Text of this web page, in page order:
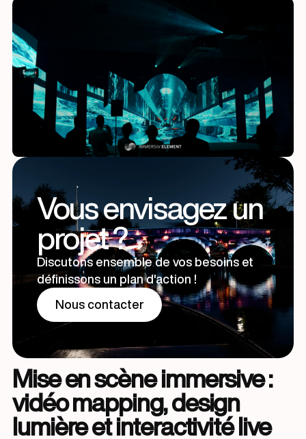
Vous envisagez un
projet ?
Discutons ensemble de vos besoins et
définissons un plan d'action !
Nous contacter
Mise en scène immersive :
vidéo mapping, design
lumière et interactivité live